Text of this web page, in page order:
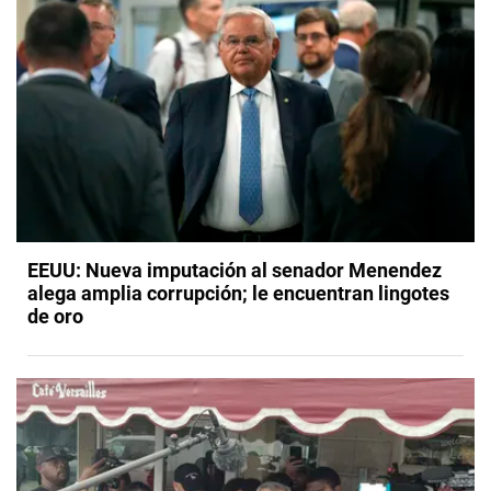
EEUU: Nueva imputación al senador Menendez
alega amplia corrupción; le encuentran lingotes
de oro